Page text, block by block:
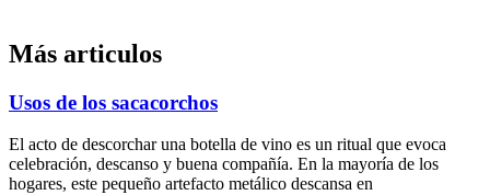
Más articulos
Usos de los sacacorchos
El acto de descorchar una botella de vino es un ritual que evoca
celebración, descanso y buena compañía. En la mayoría de los
hogares, este pequeño artefacto metálico descansa en